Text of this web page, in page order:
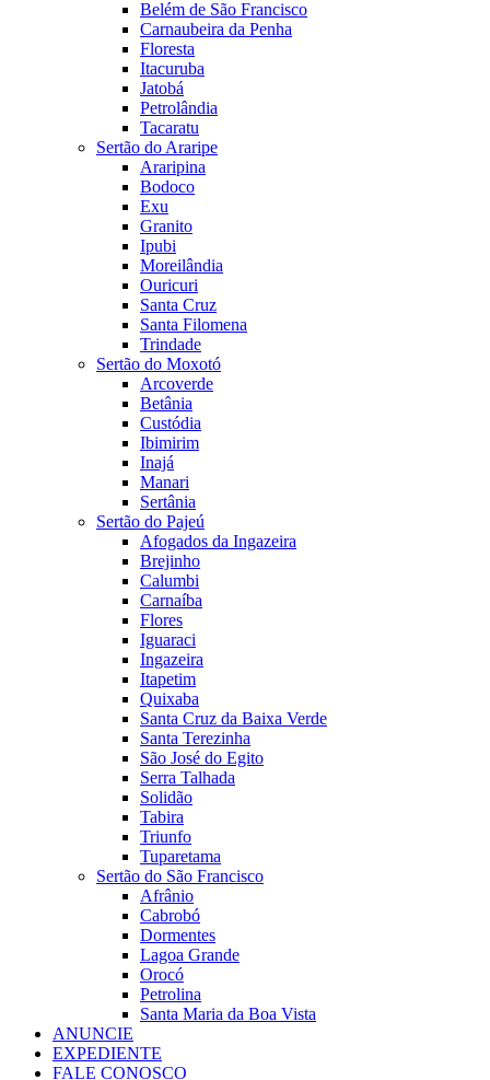
Belém de São Francisco
Carnaubeira da Penha
Floresta
Itacuruba
Jatobá
Petrolândia
Tacaratu
Sertão do Araripe
Araripina
Bodoco
Exu
Granito
Ipubi
Moreilândia
Ouricuri
Santa Cruz
Santa Filomena
Trindade
Sertão do Moxotó
Arcoverde
Betânia
Custódia
Ibimirim
Inajá
Manari
Sertânia
Sertão do Pajeú
Afogados da Ingazeira
Brejinho
Calumbi
Carnaíba
Flores
Iguaraci
Ingazeira
Itapetim
Quixaba
Santa Cruz da Baixa Verde
Santa Terezinha
São José do Egito
Serra Talhada
Solidão
Tabira
Triunfo
Tuparetama
Sertão do São Francisco
Afrânio
Cabrobó
Dormentes
Lagoa Grande
Orocó
Petrolina
Santa Maria da Boa Vista
ANUNCIE
EXPEDIENTE
FALE CONOSCO